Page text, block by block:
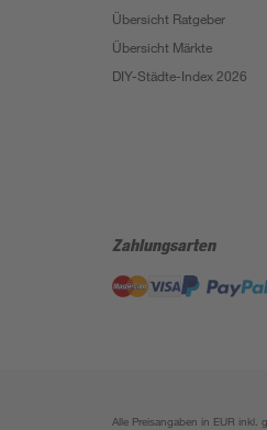
Übersicht Ratgeber
Übersicht Märkte
DIY-Städte-Index 2026
Zahlungsarten
Alle Preisangaben in EUR